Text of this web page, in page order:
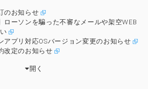
のお知らせ
ローソンを騙った不審なメールや架空WEB
アプリ対応OSバージョン変更のお知らせ
改定のお知らせ
開く